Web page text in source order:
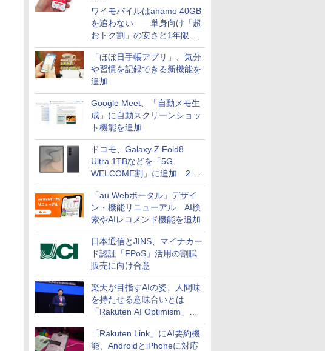
ワイモバイルはahamo 40GB
を追わない――単身向け「超
おトク割」の安さと1年限定
の注意点
「ほぼ日手帳アプリ」、気分
や習慣を記録できる新機能を
追加
Google Meet、「自動メモ生
成」に自動スクリーンショッ
ト機能を追加
ドコモ、Galaxy Z Fold8
Ultra 1TBなどを「5G
WELCOME割」に追加 2.2
万円引き
「au Webポータル」デザイ
ン・機能リニューアル AI検
索やAIレコメンド機能を追加
日本通信とJINS、マイナカー
ド認証「FPoS」活用の割賦
販売に向け合意
楽天が目指すAIの姿、人間味
を持たせる意味合いとは
「Rakuten AI Optimism」三
木谷氏の基調講演
「Rakuten Link」にAI要約機
能、AndroidとiPhoneに対応